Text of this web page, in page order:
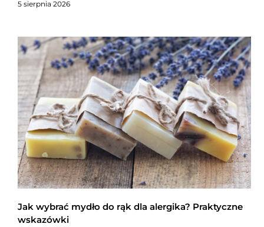
5 sierpnia 2026
Jak wybrać mydło do rąk dla alergika? Praktyczne
wskazówki